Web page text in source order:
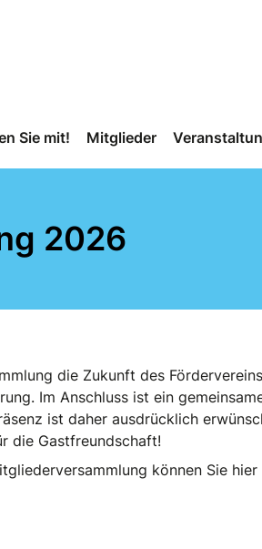
Sie mit! Mitglieder
2026
die Zukunft des
Im Anschluss ist ein
ist daher ausdrücklich
die Gastfreundschaft!
können Sie hier